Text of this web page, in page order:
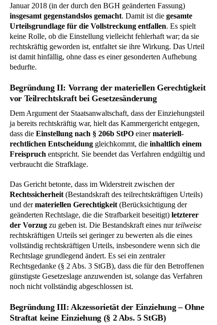
Januar 2018 (in der durch den BGH geänderten Fassung)
insgesamt gegenstandslos gemacht. Damit ist die gesamte
Urteilsgrundlage für die Vollstreckung entfallen. Es spielt
keine Rolle, ob die Einstellung vielleicht fehlerhaft war; da sie
rechtskräftig geworden ist, entfaltet sie ihre Wirkung. Das Urteil
ist damit hinfällig, ohne dass es einer gesonderten Aufhebung
bedurfte.
Begründung II: Vorrang der materiellen Gerechtigkeit
vor Teilrechtskraft bei Gesetzesänderung
Dem Argument der Staatsanwaltschaft, dass der Einziehungsteil
ja bereits rechtskräftig war, hielt das Kammergericht entgegen,
dass die Einstellung nach § 206b StPO einermateriell-
rechtlichen Entscheidung gleichkommt, die inhaltlich einem
Freispruch entspricht. Sie beendet das Verfahren endgültig und
verbraucht die Strafklage.
Das Gericht betonte, dass im Widerstreit zwischen der
Rechtssicherheit (Bestandskraft des teilrechtskräftigen Urteils)
und dermateriellen Gerechtigkeit (Berücksichtigung der
geänderten Rechtslage, die die Strafbarkeit beseitigt) letzterer
der Vorzug zu geben ist. Die Bestandskraft eines nurteilweise
rechtskräftigen Urteils sei geringer zu bewerten als die eines
vollständig rechtskräftigen Urteils, insbesondere wenn sich die
Rechtslage grundlegend ändert. Es sei ein zentraler
Rechtsgedanke (§ 2 Abs. 3 StGB), dass die für den Betroffenen
günstigste Gesetzeslage anzuwenden ist, solange das Verfahren
noch nicht vollständig abgeschlossen ist.
Begründung III: Akzessorietät der Einziehung – Ohne
Straftat keine Einziehung (§ 2 Abs. 5 StGB)